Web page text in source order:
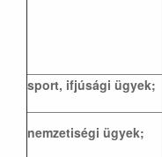
sport, ifjúsági ügyek;
nemzetiségi ügyek;